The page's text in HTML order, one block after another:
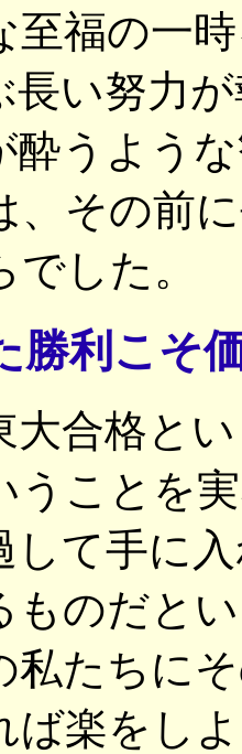
至福の一
長い努力
酔うよう
、その前
した。
勝利こそ
合格と
うことを
して手に
ものだと
私たちに
ば楽をし